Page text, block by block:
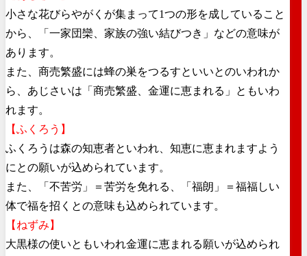
小さな花びらやがくが集まって1つの形を成していること
から、「一家団欒、家族の強い結びつき」などの意味が
あります。
また、商売繁盛には蜂の巣をつるすといいとのいわれか
ら、あじさいは「商売繁盛、金運に恵まれる」ともいわ
れます。
【ふくろう】
ふくろうは森の知恵者といわれ、知恵に恵まれますよう
にとの願いが込められています。
また、「不苦労」＝苦労を免れる、「福朗」＝福福しい
体で福を招くとの意味も込められています。
【ねずみ】
大黒様の使いともいわれ金運に恵まれる願いが込められ